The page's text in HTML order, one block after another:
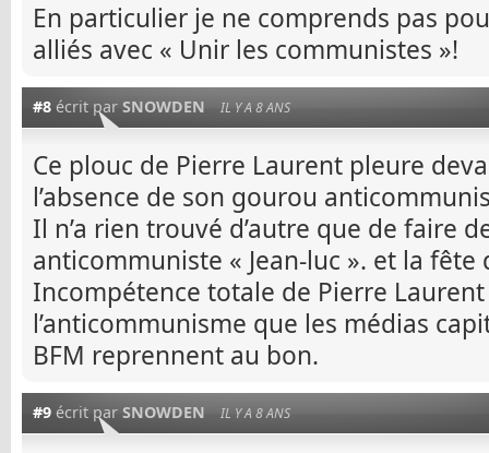
En particulier je ne comprends pas
alliés avec « Unir les communistes »!
#8 écrit par SNOWDEN IL Y A 8 ANS
Ce plouc de Pierre Laurent pleure
l’absence de son gourou
Il n’a rien trouvé d’autre que de faire
anticommuniste « Jean-luc ». et la fête
Incompétence totale de Pierre
l’anticommunisme que les médias
BFM reprennent au bon.
#9 écrit par SNOWDEN IL Y A 8 ANS